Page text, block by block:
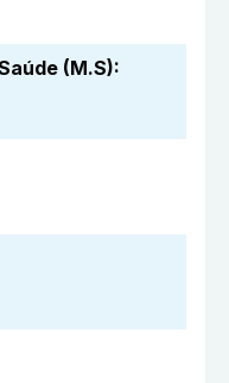
(M.S):